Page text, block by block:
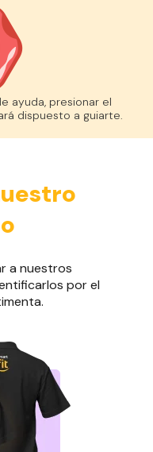
ayuda, presionar el
dispuesto a guiarte.
a nuestros
por el